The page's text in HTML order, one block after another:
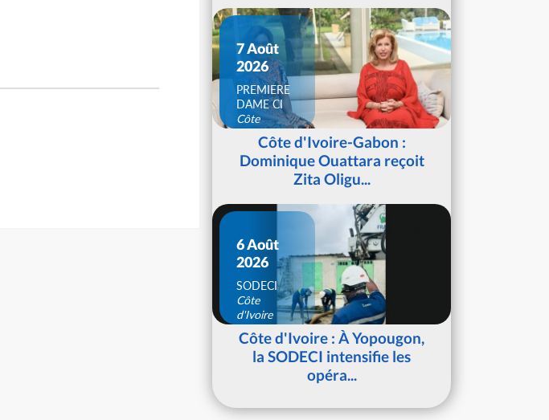
7 Août
2026
PREMIERE
DAME CI
Côte
d'IvoireCôte d'Ivoire-Gabon :
Dominique Ouattara reçoit
Zita Oligu...
6 Août
2026
SODECI
Côte
d'Ivoire
Côte d'Ivoire : À Yopougon,
la SODECI intensifie les
opéra...